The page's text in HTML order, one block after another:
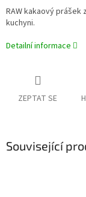
RAW kakaový prášek
kuchyni.
Detailní informace
ZEPTAT SE
Související